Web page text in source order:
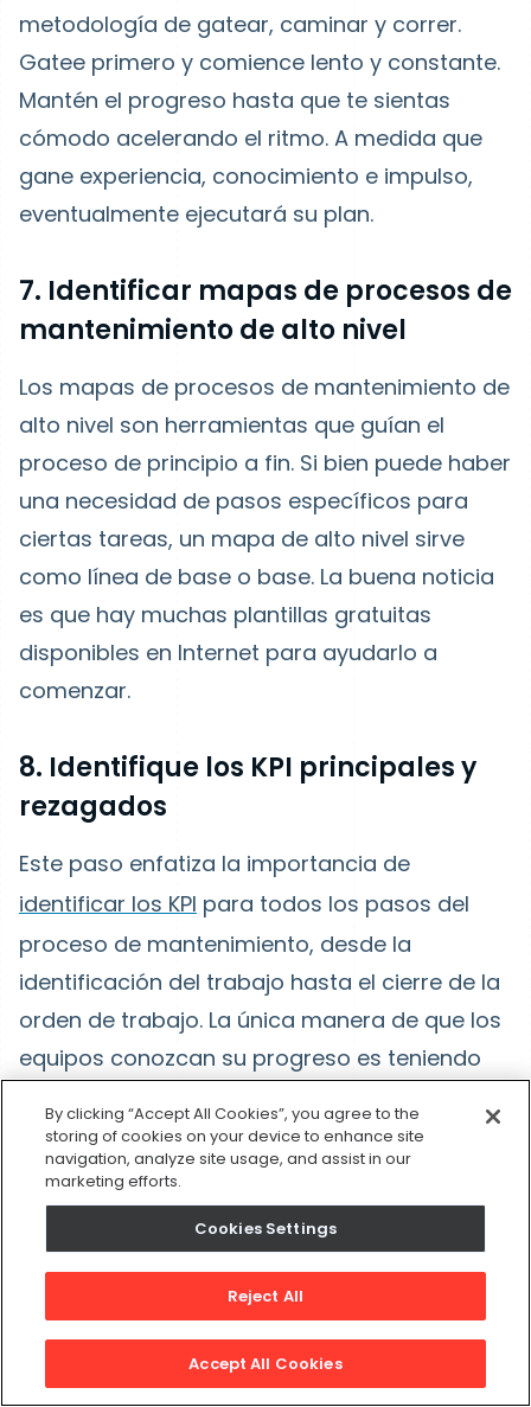
metodología de gatear, caminar y correr.
Gatee primero y comience lento y constante.
Mantén el progreso hasta que te sientas
cómodo acelerando el ritmo. A medida que
gane experiencia, conocimiento e impulso,
eventualmente ejecutará su plan.
7. Identificar mapas de procesos de
mantenimiento de alto nivel
Los mapas de procesos de mantenimiento de
alto nivel son herramientas que guían el
proceso de principio a fin. Si bien puede haber
una necesidad de pasos específicos para
ciertas tareas, un mapa de alto nivel sirve
como línea de base o base. La buena noticia
es que hay muchas plantillas gratuitas
disponibles en Internet para ayudarlo a
comenzar.
8. Identifique los KPI principales y
rezagados
Este paso enfatiza la importancia de
identificar los KPI para todos los pasos del
proceso de mantenimiento, desde la
identificación del trabajo hasta el cierre de la
orden de trabajo. La única manera de que los
equipos conozcan su progreso es teniendo
paso del proceso se ve diferente, tiene
sentido que potencialmente requieran
diferentes conjuntos de KPI.
9. Conoce a tu equipo
Después de pasar por todos los demás
pasos, el siguiente curso de acción es
By clicking “Accept All Cookies”, you agree to the
storing of cookies on your device to enhance site
navigation, analyze site usage, and assist in our
marketing efforts.
Cookies Settings
Reject All
Accept All Cookies